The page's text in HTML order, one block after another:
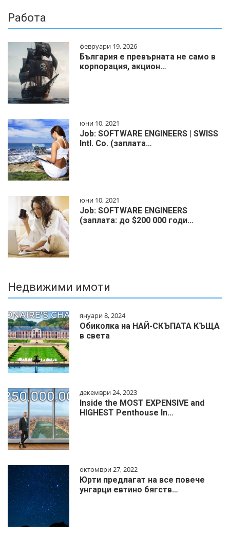
Работа
февруари 19, 2026
България е превърната не само в
корпорация, акцион…
юни 10, 2021
Job: SOFTWARE ENGINEERS | SWISS
Intl. Co. (заплата…
юни 10, 2021
Job: SOFTWARE ENGINEERS
(заплата: до $200 000 годи…
Недвижими имоти
януари 8, 2024
Обиколка на НАЙ-СКЪПАТА КЪЩА
в света
декември 24, 2023
Inside the MOST EXPENSIVE and
HIGHEST Penthouse In…
октомври 27, 2022
Юрти предлагат на все повече
унгарци евтино бягств…